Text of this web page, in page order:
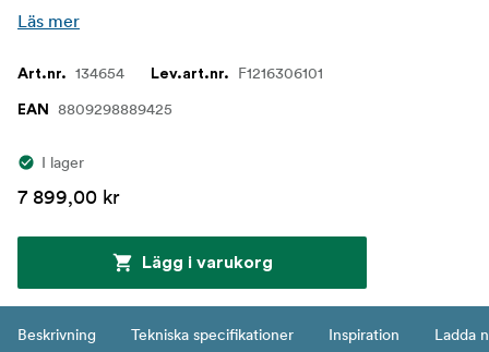
Läs mer
Art.nr. 134654 Lev.art.nr. F1216306101
EAN 8809298889425
I lager
7 899,00 kr
Lägg i varukorg
Beskrivning Tekniska specifikationer Inspiration Ladda